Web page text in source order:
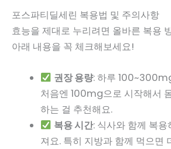
포스파티딜세린 복용법 및 주의사항
효능을 제대로 누리려면 올바른 복용
아래 내용을 꼭 체크해보세요!
권장 용량: 하루
처음엔 100mg으로 시작해서
하는 걸 추천해요.
복용 시간: 식사와 함께 복
져요. 특히 지방과 함께 먹으면